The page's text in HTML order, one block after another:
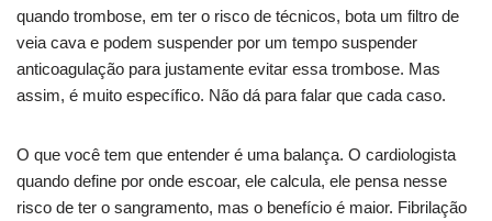
quando trombose, em ter o risco de técnicos, bota um filtro de
veia cava e podem suspender por um tempo suspender
anticoagulação para justamente evitar essa trombose. Mas
assim, é muito específico. Não dá para falar que cada caso.
O que você tem que entender é uma balança. O cardiologista
quando define por onde escoar, ele calcula, ele pensa nesse
risco de ter o sangramento, mas o benefício é maior. Fibrilação